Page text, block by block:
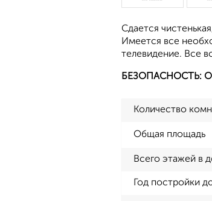
Сдается
Имеется все
телевидение. Все
БЕЗОПАСНОСТЬ:
Количество
Общая площадь
Всего этажей в
Год постройки